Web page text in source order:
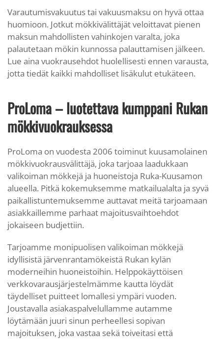
Varautumisvakuutus tai vakuusmaksu on hyvä ottaa
huomioon. Jotkut mökkivälittäjät veloittavat pienen
maksun mahdollisten vahinkojen varalta, joka
palautetaan mökin kunnossa palauttamisen jälkeen.
Lue aina vuokrausehdot huolellisesti ennen varausta,
jotta tiedät kaikki mahdolliset lisäkulut etukäteen.
ProLoma – luotettava kumppani Rukan
mökkivuokrauksessa
ProLoma on vuodesta 2006 toiminut kuusamolainen
mökkivuokrausvälittäjä, joka tarjoaa laadukkaan
valikoiman mökkejä ja huoneistoja Ruka-Kuusamon
alueella. Pitkä kokemuksemme matkailualalta ja syvä
paikallistuntemuksemme auttavat meitä tarjoamaan
asiakkaillemme parhaat majoitusvaihtoehdot
jokaiseen budjettiin.
Tarjoamme monipuolisen valikoiman mökkejä
idyllisistä järvenrantamökeistä Rukan kylän
moderneihin huoneistoihin. Helppokäyttöisen
verkkovarausjärjestelmämme kautta löydät
täydelliset puitteet lomallesi ympäri vuoden.
Joustavalla asiakaspalvelullamme autamme
löytämään juuri sinun perheellesi sopivan
majoituksen, joka vastaa sekä toiveitasi että